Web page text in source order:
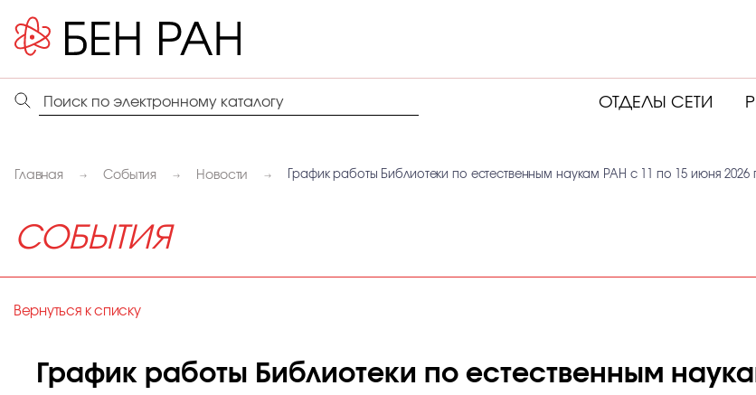
ОТДЕЛЫ СЕТИ
Главная События Новости График работы Библиотеки по естественным наукам РАН с 11 по 15 июня 2026
СОБЫТИЯ
Вернуться к списку
График работы Библиотеки по естественным